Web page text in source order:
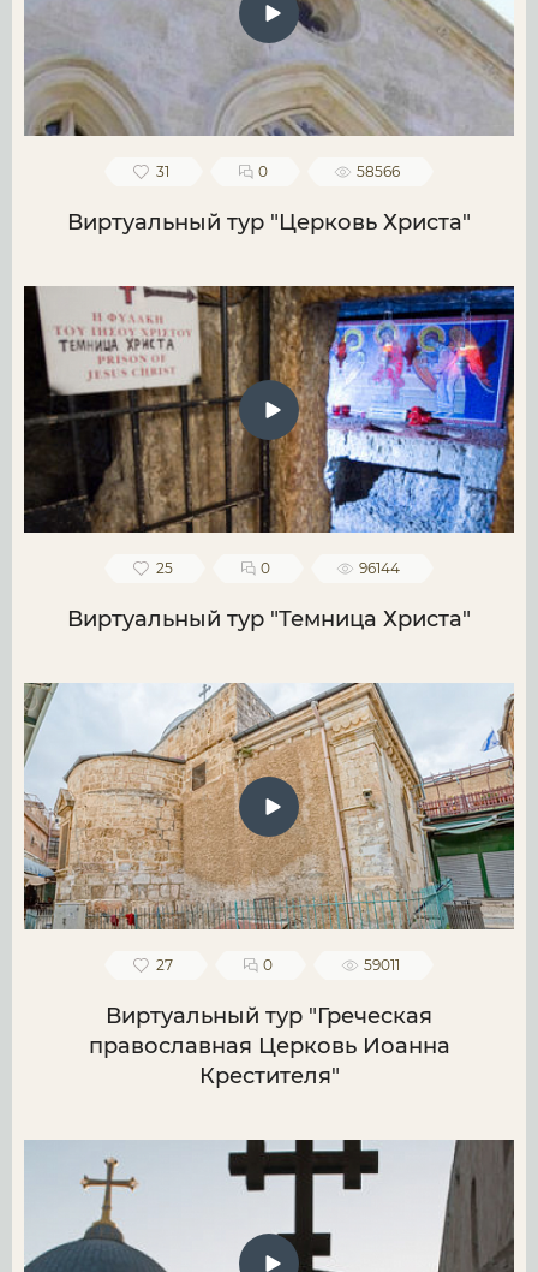
31 0 58566
Виртуальный тур "Церковь Христа"
25 0 96144
Виртуальный тур "Темница Христа"
27 0 59011
Виртуальный тур "Греческая
православная Церковь Иоанна
Крестителя"